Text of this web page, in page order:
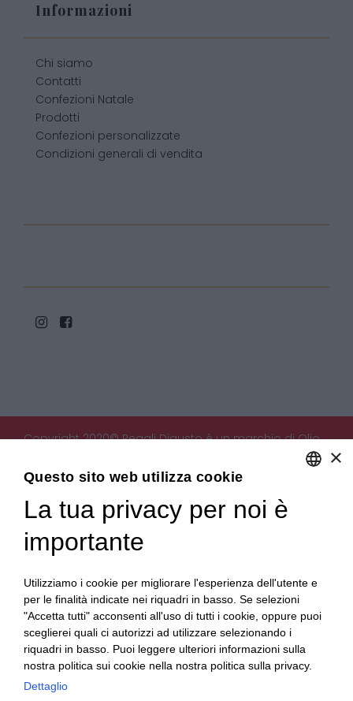
Informazioni
Chi siamo
Contatti
Confezioni Natale
Prodotti
Confezioni personalizzate
Condizioni generali di vendita
Copyright 2020© Regali Digusto è un marchio di Olio
Becchis di Becchis Danilo - Via Sommariva, 31/2/B -
10022 Carmagnola (TO) - PIVA 07980320019
×
Questo sito web utilizza cookie
La tua privacy per noi è
importante
Utilizziamo i cookie per migliorare l'esperienza dell'utente e
per le finalità indicate nei riquadri in basso. Se selezioni
"Accetta tutti" acconsenti all'uso di tutti i cookie, oppure puoi
sceglierei quali ci autorizzi ad utilizzare selezionando i
riquadri in basso. Puoi leggere ulteriori informazioni sulla
nostra politica sui cookie nella nostra politica sulla privacy.
Dettaglio